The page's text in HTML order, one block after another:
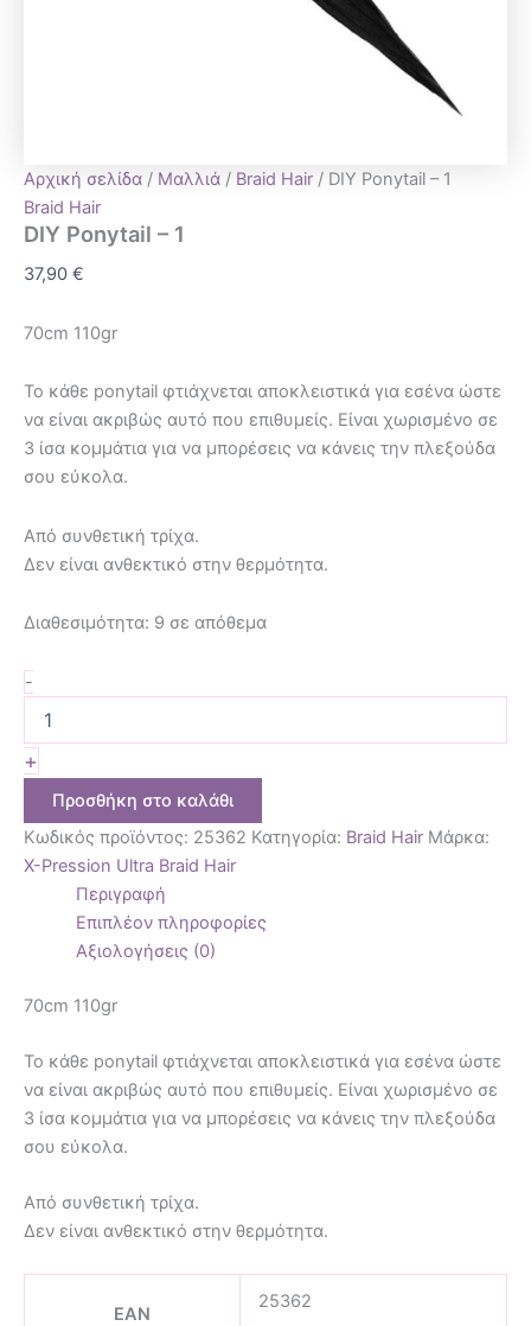
Αρχική σελίδα / Μαλλιά / Braid Hair / DIY Ponytail – 1
Braid Hair
DIY Ponytail – 1
37,90 €
70cm 110gr
To κάθε ponytail φτιάχνεται αποκλειστικά για εσένα ώστε
να είναι ακριβώς αυτό που επιθυμείς. Είναι χωρισμένο σε
3 ίσα κομμάτια για να μπορέσεις να κάνεις την πλεξούδα
σου εύκολα.
Από συνθετική τρίχα.
Δεν είναι ανθεκτικό στην θερμότητα.
Διαθεσιμότητα: 9 σε απόθεμα
-
+
Προσθήκη στο καλάθι
Κωδικός προϊόντος: 25362 Κατηγορία: Braid Hair Μάρκα:
X-Pression Ultra Braid Hair
Περιγραφή
Επιπλέον πληροφορίες
Αξιολογήσεις (0)
70cm 110gr
To κάθε ponytail φτιάχνεται αποκλειστικά για εσένα ώστε
να είναι ακριβώς αυτό που επιθυμείς. Είναι χωρισμένο σε
3 ίσα κομμάτια για να μπορέσεις να κάνεις την πλεξούδα
σου εύκολα.
Από συνθετική τρίχα.
Δεν είναι ανθεκτικό στην θερμότητα.
EAN
25362